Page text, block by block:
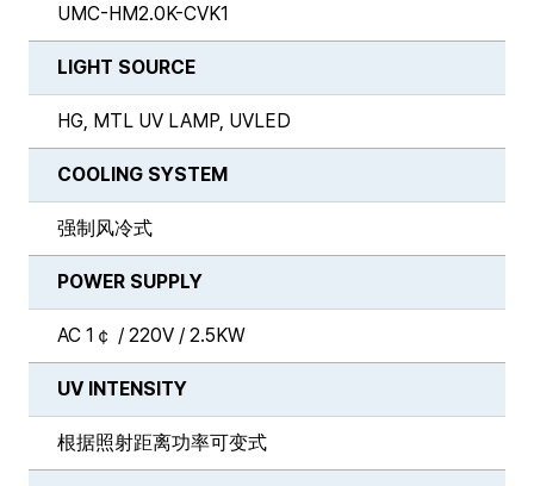
UMC-HM2.0K-CVK1
LIGHT SOURCE
HG, MTL UV LAMP, UVLED
COOLING SYSTEM
强制风冷式
POWER SUPPLY
AC 1￠ / 220V / 2.5KW
UV INTENSITY
根据照射距离功率可变式